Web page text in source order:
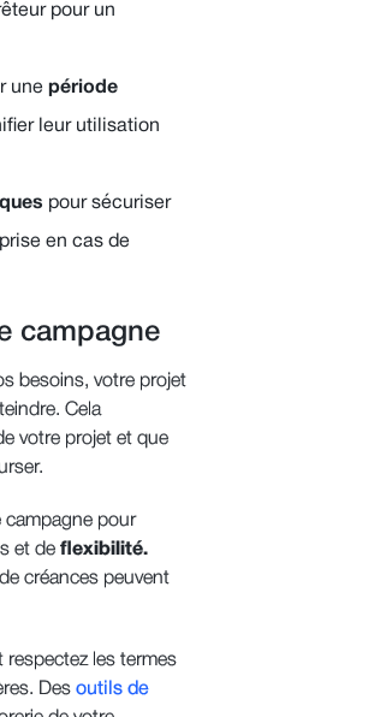
pour un
une période
leur utilisation
pour sécuriser
en cas de
campagne
besoins, votre projet
Cela
votre projet et que
campagne pour
et de flexibilité.
créances peuvent
respectez les termes
Des outils de